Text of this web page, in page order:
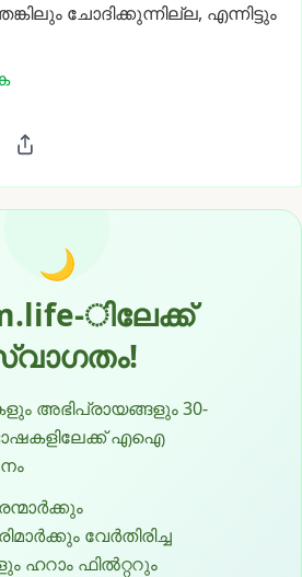
ചോദിക്കുന്നില്ല, എന്നിട്ടും
🌙
ിലേക്ക്
അഭിപ്രായങ്ങളും 30-
എഐ
വേർതിരിച്ച
ഹറാം ഫിൽറ്ററും